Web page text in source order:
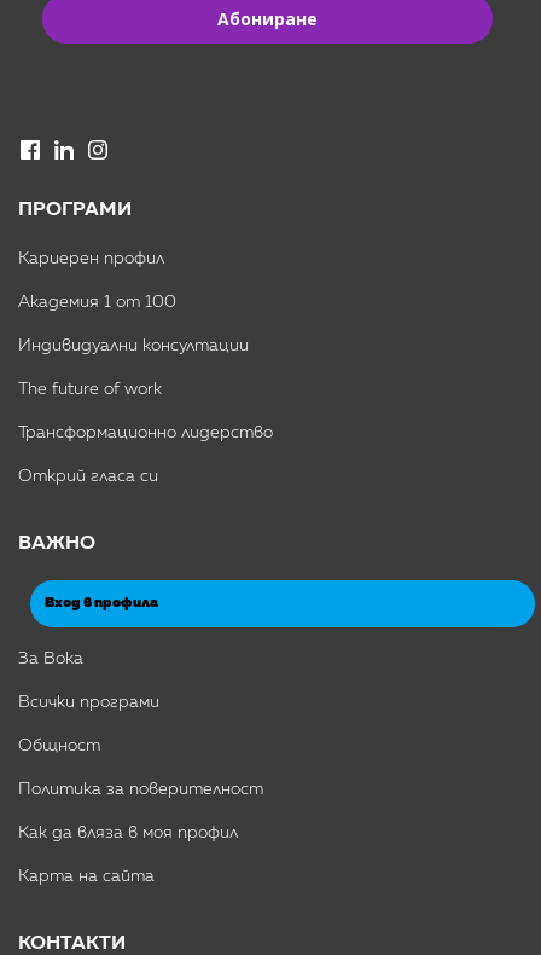
Абониране
ПРОГРАМИ
Кариерен профил
Академия 1 от 100
Индивидуални консултации
The future of work
Трансформационно лидерство
Открий гласа си
ВАЖНО
Вход в профила
За Вока
Всички програми
Общност
Политика за поверителност
Как да вляза в моя профил
Карта на сайта
КОНТАКТИ